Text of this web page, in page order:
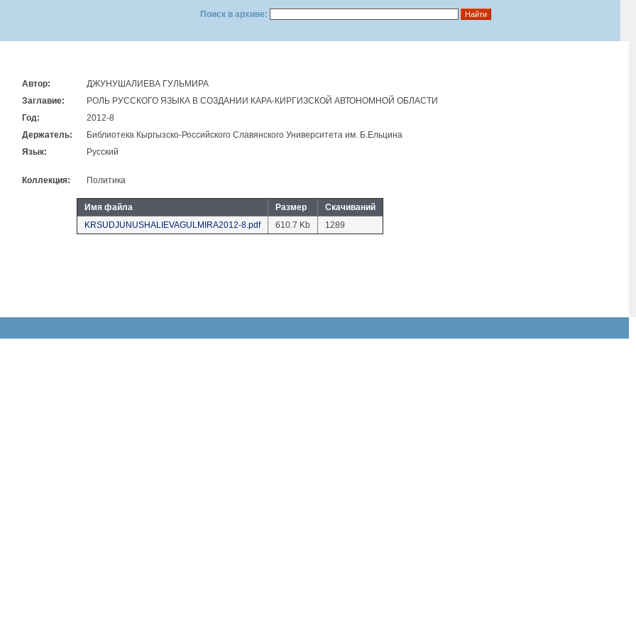
Поиск в архиве:
Автор:
ДЖУНУШАЛИЕВА ГУЛЬМИРА
Заглавие:
РОЛЬ РУССКОГО ЯЗЫКА В СОЗДАНИИ КАРА-КИРГИЗСКОЙ АВТОНОМНОЙ ОБЛАСТИ
Год:
2012-8
Держатель:
Библиотека Кыргызско-Российского Славянского Университета им. Б.Eльцина
Язык:
Русский
Коллекция: Политика
Имя файла Размер
Скачиваний
KRSUDJUNUSHALIEVAGULMIRA2012-8.pdf
610.7 Kb 1289